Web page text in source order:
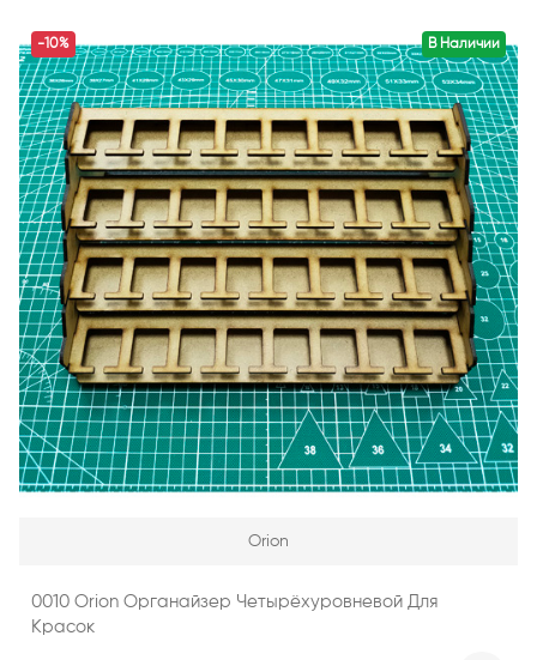
В Наличии
-10%
Orion
0010 Orion Органайзер Четырёхуровневой Для
Красок